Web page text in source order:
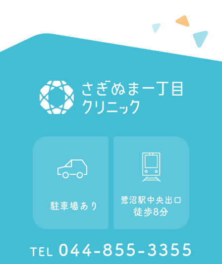
TEL 044-855-3355
駐車場あり
鷺沼駅中央出口
徒歩8分